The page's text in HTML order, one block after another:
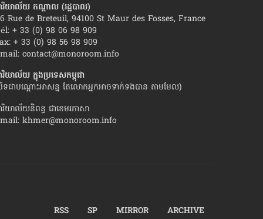
រំដោះ​ខ្លួន ពី​ការឈឺចាប់​ដោយ​សារ​បែក​
រិយាល័យ កណ្ដាល (រដ្ឋបាល)
Rue de Breteuil, 94100 St Maur des Fosses, France
+ 33 (0) 98 06 98 909
+ 33 (0) 98 56 98 909
contact@monoroom.info
រិយាល័យ ក្នុង​ប្រទេស​កម្ពុជា
ជាបណ្ដោះអាសន្ន តែលោកអ្នកអាចទាក់ទងបាន តាមមែល)
រិយាល័យនិពន្ធ ជាខេមរភាសា
khmer@monoroom.info
RSS SP MIRROR ARCHIVE